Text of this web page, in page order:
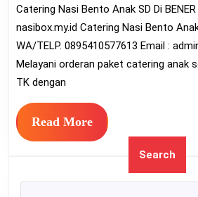
Catering Nasi Bento Anak SD Di BENER 0895410577613 –
nasibox.my.id Catering Nasi Bento
WA/TELP. 0895410577613 Email :
Melayani orderan paket catering anak
TK dengan
Read MoreRead
More
Search